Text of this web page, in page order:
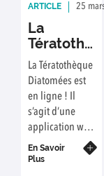
ARTICLE 25
La
une
application
pour
illustrer
les
des
diatomées
La Tératothèque
Diatomées est
en ligne ! Il
s’agit d’une
application web
permettant aux
diatomistes de
En Savoir
Plus